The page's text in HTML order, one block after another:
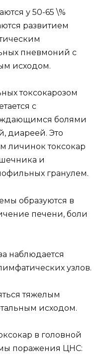
у 50-65 \%
развитием
пневмоний с
исходом.
токсокарозом
с
болями
диареей. Это
личинок токсокар
и
гранулем.
образуются в
печени, боли
наблюдается
узлов.
тяжелым
исходом.
в головной
поражения ЦНС: